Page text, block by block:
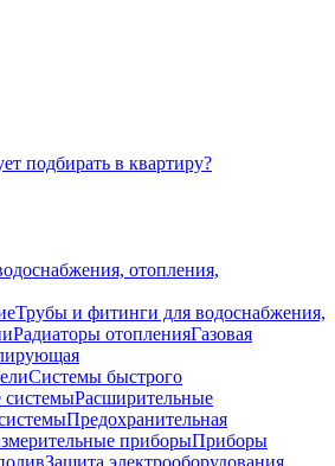
подбирать в квартиру?
отопления,
Трубы и фитинги для водоснабжения,
Радиаторы отопленияГазовая
Системы быстрого
системыРасширительные
Предохранительная
приборыПриборы
Защита электрооборудования